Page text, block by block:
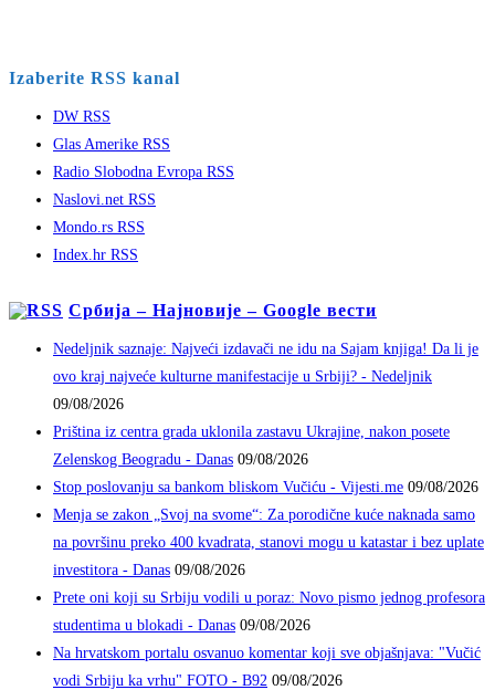
Izaberite RSS kanal
DW RSS
Glas Amerike RSS
Radio Slobodna Evropa RSS
Naslovi.net RSS
Mondo.rs RSS
Index.hr RSS
Србија – Најновије – Google вести
Nedeljnik saznaje: Najveći izdavači ne idu na Sajam knjiga! Da li je
ovo kraj najveće kulturne manifestacije u Srbiji? - Nedeljnik
09/08/2026
Priština iz centra grada uklonila zastavu Ukrajine, nakon posete
Zelenskog Beogradu - Danas 09/08/2026
Stop poslovanju sa bankom bliskom Vučiću - Vijesti.me 09/08/2026
Menja se zakon „Svoj na svome“: Za porodične kuće naknada samo
na površinu preko 400 kvadrata, stanovi mogu u katastar i bez uplate
investitora - Danas 09/08/2026
Prete oni koji su Srbiju vodili u poraz: Novo pismo jednog profesora
studentima u blokadi - Danas 09/08/2026
Na hrvatskom portalu osvanuo komentar koji sve objašnjava: "Vučić
vodi Srbiju ka vrhu" FOTO - B92 09/08/2026